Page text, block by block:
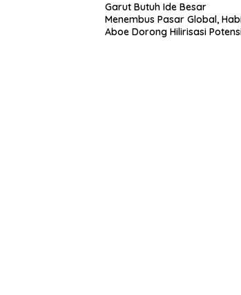
Garut Butuh Ide Besar
Menembus Pasar Global,
Aboe Dorong Hilirisasi